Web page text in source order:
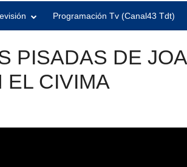
Programación Tv (Canal43 Tdt)
PISADAS DE
EL CIVIMA